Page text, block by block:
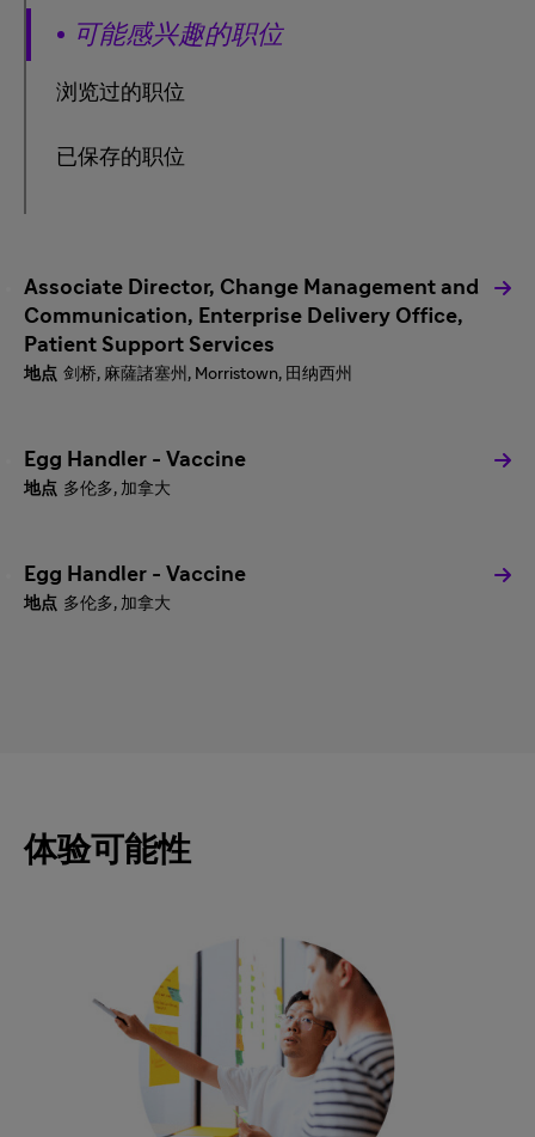
可能感兴趣的职位
浏览过的职位
已保存的职位
Associate Director, Change Management and
Communication, Enterprise Delivery Office,
Patient Support Services
剑桥, 麻薩諸塞州, Morristown, 田纳西州
Egg Handler - Vaccine
多伦多, 加拿大
Egg Handler - Vaccine
多伦多, 加拿大
体验可能性